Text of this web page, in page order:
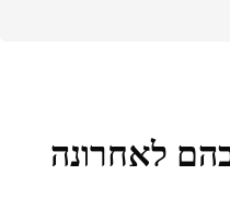
לאחרונה